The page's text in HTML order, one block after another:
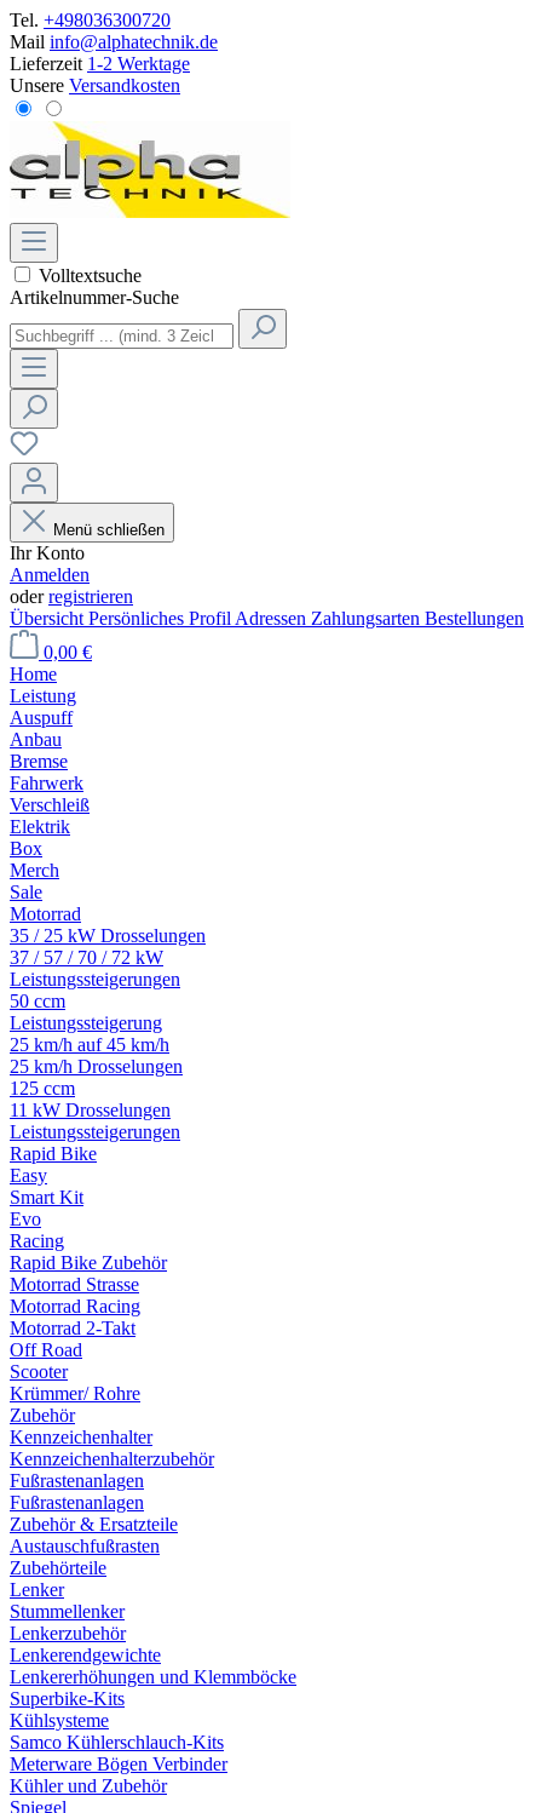
Tel. +498036300720
Mail info@alphatechnik.de
Lieferzeit 1-2 Werktage
Unsere Versandkosten
Volltextsuche
Artikelnummer-Suche
Menü schließen
Ihr Konto
Anmelden
oderregistrieren
Übersicht Persönliches Profil Adressen Zahlungsarten Bestellungen
0,00 €
Home
Leistung
Auspuff
Anbau
Bremse
Fahrwerk
Verschleiß
Elektrik
Box
Merch
Sale
Motorrad
35 / 25 kW Drosselungen
37 / 57 / 70 / 72 kW
Leistungssteigerungen
50 ccm
Leistungssteigerung
25 km/h auf 45 km/h
25 km/h Drosselungen
125 ccm
11 kW Drosselungen
Leistungssteigerungen
Rapid Bike
Easy
Smart Kit
Evo
Racing
Rapid Bike Zubehör
Motorrad Strasse
Motorrad Racing
Motorrad 2-Takt
Off Road
Scooter
Krümmer/ Rohre
Zubehör
Kennzeichenhalter
Kennzeichenhalterzubehör
Fußrastenanlagen
Fußrastenanlagen
Zubehör & Ersatzteile
Austauschfußrasten
Zubehörteile
Lenker
Stummellenker
Lenkerzubehör
Lenkerendgewichte
Lenkererhöhungen und Klemmböcke
Superbike-Kits
Kühlsysteme
Samco Kühlerschlauch-Kits
Meterware Bögen Verbinder
Kühler und Zubehör
Spiegel